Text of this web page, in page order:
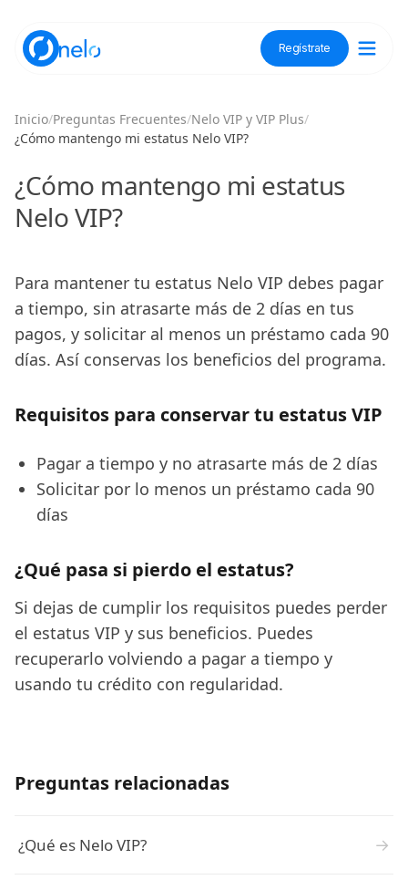
Regístrate
Regístrate
Inicio/Preguntas Frecuentes/Nelo VIP y VIP Plus/
¿Cómo mantengo mi estatus Nelo VIP?
¿Cómo mantengo mi estatus
Nelo VIP?
Para mantener tu estatus Nelo VIP debes pagar
a tiempo, sin atrasarte más de 2 días en tus
pagos, y solicitar al menos un préstamo cada 90
días. Así conservas los beneficios del programa.
Requisitos para conservar tu estatus VIP
Pagar a tiempo y no atrasarte más de 2 días
Solicitar por lo menos un préstamo cada 90
días
¿Qué pasa si pierdo el estatus?
Si dejas de cumplir los requisitos puedes perder
el estatus VIP y sus beneficios. Puedes
recuperarlo volviendo a pagar a tiempo y
usando tu crédito con regularidad.
Preguntas relacionadas
¿Qué es Nelo VIP? →